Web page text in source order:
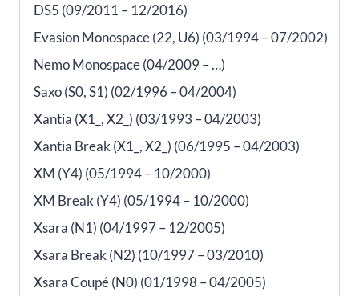
DS5 (09/2011 – 12/2016)
Evasion Monospace (22, U6) (03/1994 – 07/2002)
Nemo Monospace (04/2009 – …)
Saxo (S0, S1) (02/1996 – 04/2004)
Xantia (X1_, X2_) (03/1993 – 04/2003)
Xantia Break (X1_, X2_) (06/1995 – 04/2003)
XM (Y4) (05/1994 – 10/2000)
XM Break (Y4) (05/1994 – 10/2000)
Xsara (N1) (04/1997 – 12/2005)
Xsara Break (N2) (10/1997 – 03/2010)
Xsara Coupé (N0) (01/1998 – 04/2005)